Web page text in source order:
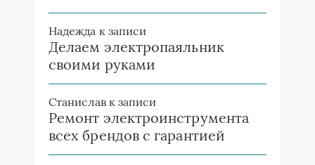
Надежда к записи
Делаем электропаяльник
своими руками
Станиславк записи
Ремонт электроинструмента
всех брендов с гарантией